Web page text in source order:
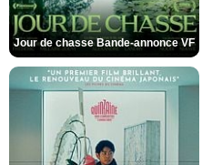
Jour de chasse Bande-annonce VF